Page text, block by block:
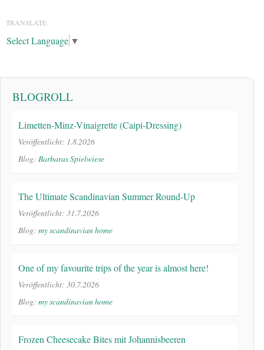
TRANSLATE
Select Language ▼
BLOGROLL
Limetten-Minz-Vinaigrette (Caipi-Dressing)
Veröffentlicht: 1.8.2026
Blog: Barbaras Spielwiese
The Ultimate Scandinavian Summer Round-Up
Veröffentlicht: 31.7.2026
Blog: my scandinavian home
One of my favourite trips of the year is almost here!
Veröffentlicht: 30.7.2026
Blog: my scandinavian home
Frozen Cheesecake Bites mit Johannisbeeren